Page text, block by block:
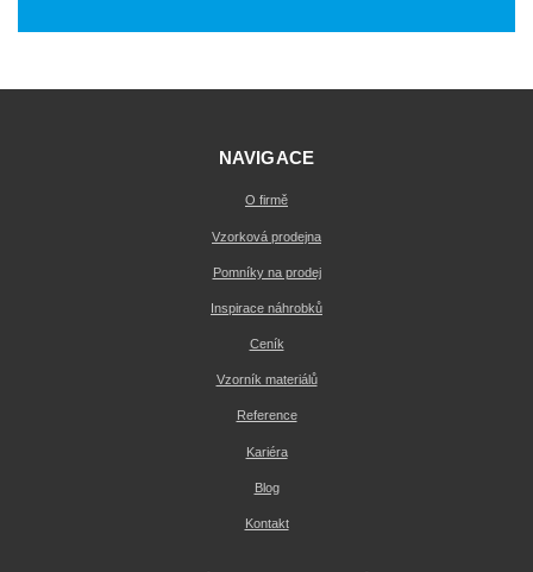
NAVIGACE
O firmě
Vzorková prodejna
Pomníky na prodej
Inspirace náhrobků
Ceník
Vzorník materiálů
Reference
Kariéra
Blog
Kontakt